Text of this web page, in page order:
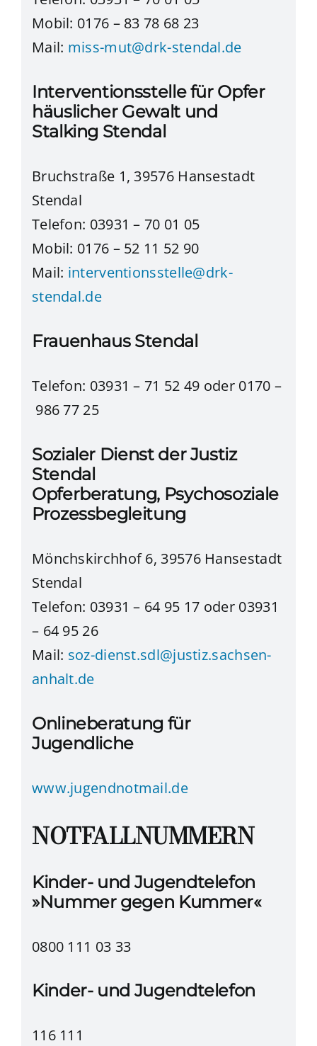
Mobil: 0176 – 83 78 68 23
Mail: miss-mut@drk-stendal.de
Interventionsstelle für Opfer
häuslicher Gewalt und
Stalking Stendal
Bruchstraße 1, 39576 Hansestadt
Stendal
Telefon: 03931 – 70 01 05
Mobil: 0176 – 52 11 52 90
Mail: interventionsstelle@drk-
stendal.de
Frauenhaus Stendal
Telefon: 03931 – 71 52 49 oder 0170 –
986 77 25
Sozialer Dienst der Justiz
Stendal
Opferberatung, Psychosoziale
Prozessbegleitung
Mönchskirchhof 6, 39576 Hansestadt
Stendal
Telefon: 03931 – 64 95 17 oder 03931
– 64 95 26
Mail: soz-dienst.sdl@justiz.sachsen-
anhalt.de
Onlineberatung für
Jugendliche
www.jugendnotmail.de
NOTFALLNUMMERN
Kinder- und Jugendtelefon
»Nummer gegen Kummer«
0800 111 03 33
Kinder- und Jugendtelefon
116 111